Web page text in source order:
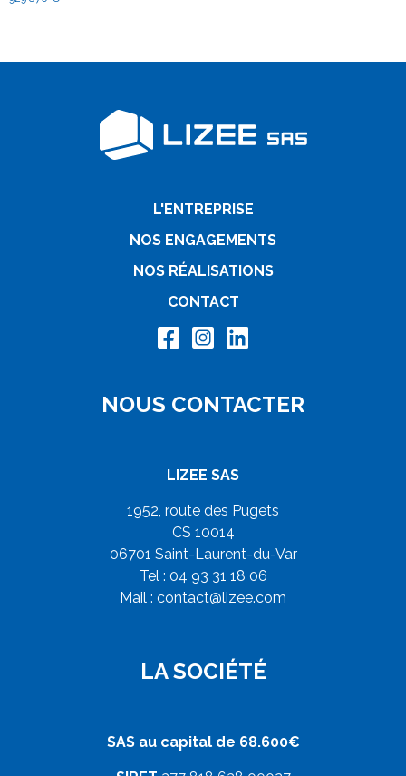
L'ENTREPRISE
NOS ENGAGEMENTS
NOS RÉALISATIONS
CONTACT
NOUS CONTACTER
LIZEE SAS
1952, route des Pugets
CS 10014
06701 Saint-Laurent-du-Var
Tel : 04 93 31 18 06
Mail : contact@lizee.com
LA SOCIÉTÉ
SAS au capital de 68.600€